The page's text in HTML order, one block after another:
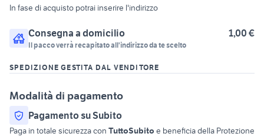
In fase di acquisto potrai inserire l'indirizzo
Consegna a domicilio 1,00 €
Il pacco verrà recapitato all'indirizzo da te scelto
SPEDIZIONE GESTITA DAL VENDITORE
Modalità di pagamento
Pagamento su Subito
Paga in totale sicurezza con TuttoSubito e beneficia della Protezione